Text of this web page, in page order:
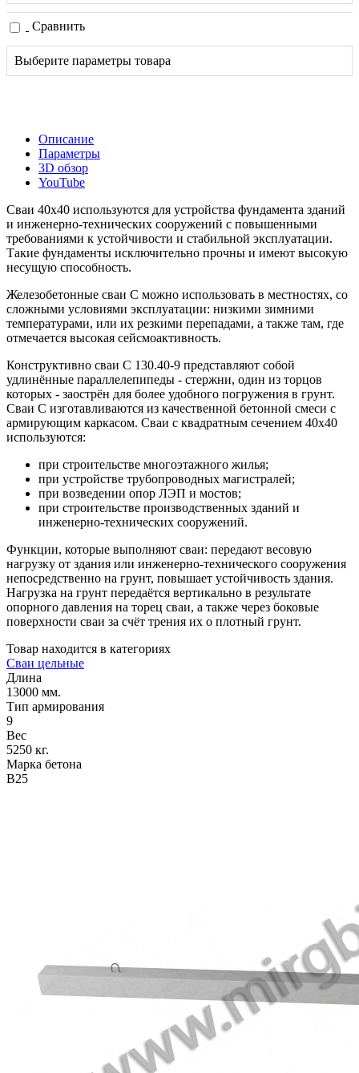
Сравнить
Выберите параметры товара
Описание
Параметры
3D обзор
YouTube
Сваи 40х40 используются для устройства фундамента зданий
и инженерно-технических сооружений с повышенными
требованиями к устойчивости и стабильной эксплуатации.
Такие фундаменты исключительно прочны и имеют высокую
несущую способность.
Железобетонные сваи С можно использовать в местностях, со
сложными условиями эксплуатации: низкими зимними
температурами, или их резкими перепадами, а также там, где
отмечается высокая сейсмоактивность.
Конструктивно сваи С 130.40-9 представляют собой
удлинённые параллелепипеды - стержни, один из торцов
которых - заострён для более удобного погружения в грунт.
Сваи С изготавливаются из качественной бетонной смеси с
армирующим каркасом. Сваи с квадратным сечением 40х40
используются:
при строительстве многоэтажного жилья;
при устройстве трубопроводных магистралей;
при возведении опор ЛЭП и мостов;
при строительстве производственных зданий и
инженерно-технических сооружений.
Функции, которые выполняют сваи: передают весовую
нагрузку от здания или инженерно-технического сооружения
непосредственно на грунт, повышает устойчивость здания.
Нагрузка на грунт передаётся вертикально в результате
опорного давления на торец сваи, а также через боковые
поверхности сваи за счёт трения их о плотный грунт.
Товар находится в категориях
Сваи цельные
Длина
13000 мм.
Тип армирования
9
Вес
5250 кг.
Марка бетона
В25